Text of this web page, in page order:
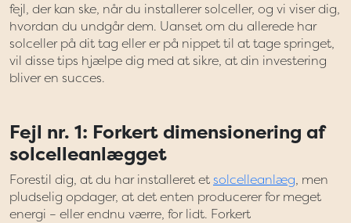
fejl, der kan ske, når du installerer solceller, og vi viser dig,
hvordan du undgår dem. Uanset om du allerede har
solceller på dit tag eller er på nippet til at tage springet,
vil disse tips hjælpe dig med at sikre, at din investering
bliver en succes.
Fejl nr. 1: Forkert dimensionering af
solcelleanlægget
Forestil dig, at du har installeret et solcelleanlæg, men
pludselig opdager, at det enten producerer for meget
energi – eller endnu værre, for lidt. Forkert